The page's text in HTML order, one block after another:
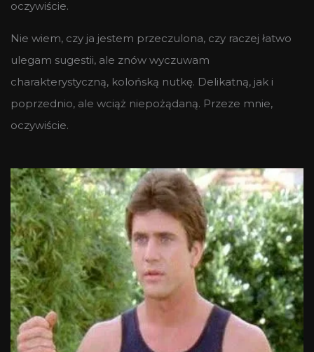
oczywiście.
Nie wiem, czy ja jestem przeczulona, czy raczej łatwo
ulegam sugestii, ale znów wyczuwam
charakterystyczną, kolońską nutkę. Delikatną, jak i
poprzednio, ale wciąż niepożądaną. Przeze mnie,
oczywiście.